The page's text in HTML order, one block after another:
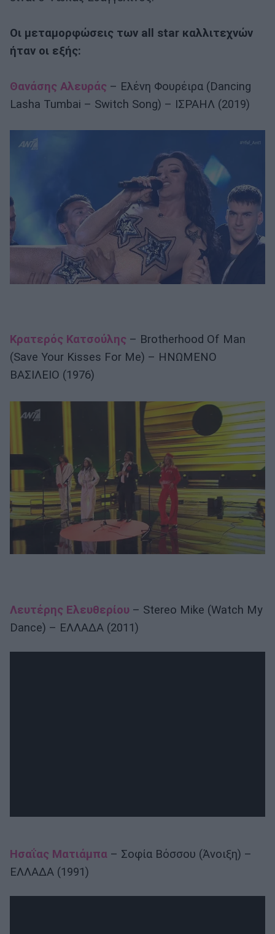
Οι μεταμορφώσεις των all star καλλιτεχνών
ήταν οι εξής:
Θανάσης Αλευράς – Ελένη Φουρέιρα (Dancing
Lasha Tumbai – Switch Song) – ΙΣΡΑΗΛ (2019)
Κρατερός Κατσούλης – Brotherhood Of Man
(Save Your Kisses For Me) – ΗΝΩΜΕΝΟ
ΒΑΣΙΛΕΙΟ (1976)
Λευτέρης Ελευθερίου – Stereo Mike (Watch My
Dance) – ΕΛΛΑΔΑ (2011)
Ησαΐας Ματιάμπα – Σοφία Βόσσου (Άνοιξη) –
ΕΛΛΑΔΑ (1991)